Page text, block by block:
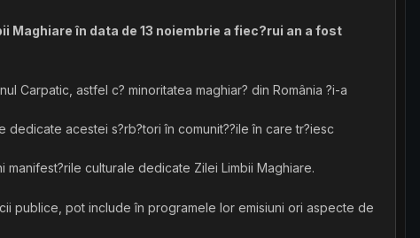
în data de 13 noiembrie a fiec?rui an a fost
Carpatic, astfel c? minoritatea maghiar? din România ?i-a
acestei s?rb?tori în comunit??ile în care tr?iesc
culturale dedicate Zilei Limbii Maghiare.
publice, pot include în programele lor emisiuni ori aspecte de